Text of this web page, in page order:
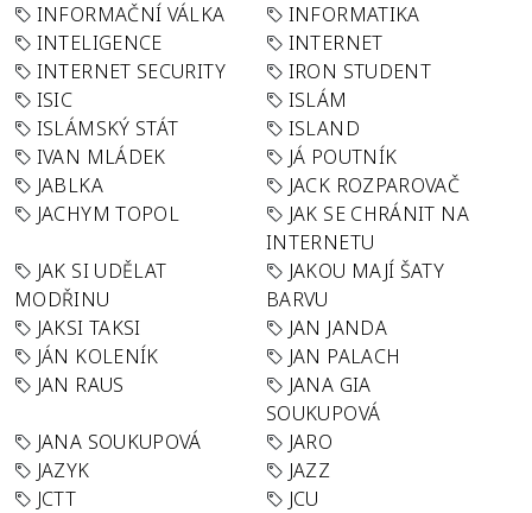
INFORMAČNÍ VÁLKA
INFORMATIKA
INTELIGENCE
INTERNET
INTERNET SECURITY
IRON STUDENT
ISIC
ISLÁM
ISLÁMSKÝ STÁT
ISLAND
IVAN MLÁDEK
JÁ POUTNÍK
JABLKA
JACK ROZPAROVAČ
JACHYM TOPOL
JAK SE CHRÁNIT NA
INTERNETU
JAK SI UDĚLAT
MODŘINU
JAKOU MAJÍ ŠATY
BARVU
JAKSI TAKSI
JAN JANDA
JÁN KOLENÍK
JAN PALACH
JAN RAUS
JANA GIA
SOUKUPOVÁ
JANA SOUKUPOVÁ
JARO
JAZYK
JAZZ
JCTT
JCU